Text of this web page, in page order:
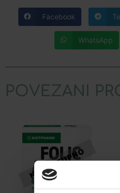
Facebook
WhatsApp
POVEZANI